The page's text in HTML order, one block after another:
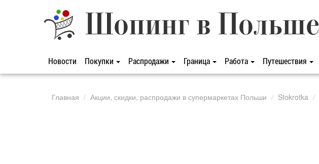
Шопинг в Польше
Новости Покупки Распродажи Граница Работа Путешествия
Главная Акции, скидки, распродажи в супермаркетах Польши Stokrotka